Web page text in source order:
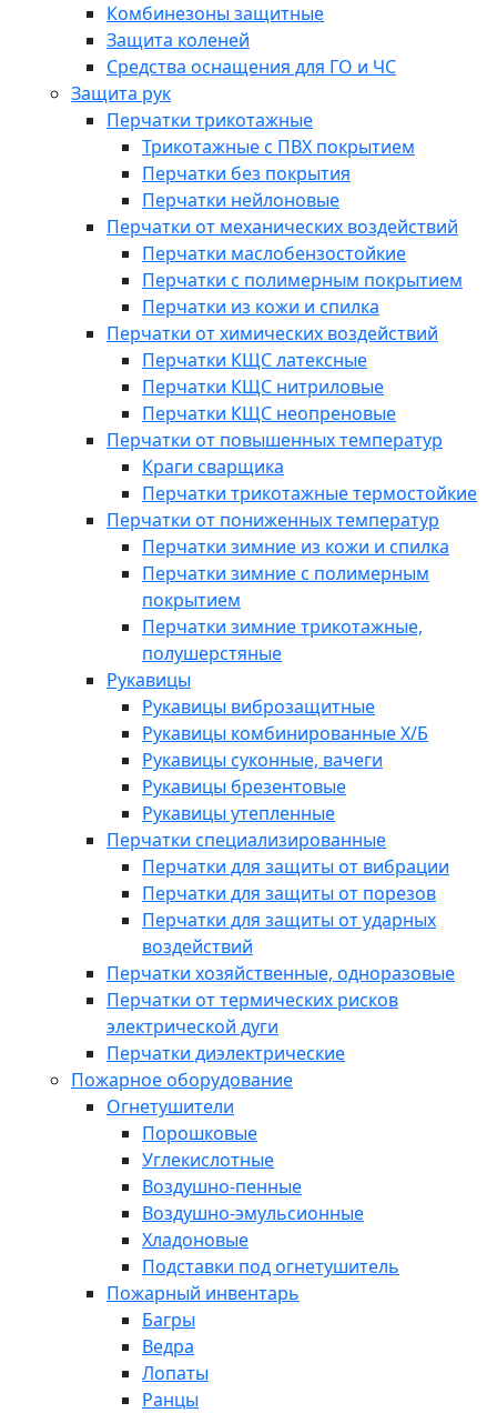
Комбинезоны защитные
Защита коленей
Средства оснащения для ГО и ЧС
Защита рук
Перчатки трикотажные
Трикотажные с ПВХ покрытием
Перчатки без покрытия
Перчатки нейлоновые
Перчатки от механических воздействий
Перчатки маслобензостойкие
Перчатки с полимерным покрытием
Перчатки из кожи и спилка
Перчатки от химических воздействий
Перчатки КЩС латексные
Перчатки КЩС нитриловые
Перчатки КЩС неопреновые
Перчатки от повышенных температур
Краги сварщика
Перчатки трикотажные термостойкие
Перчатки от пониженных температур
Перчатки зимние из кожи и спилка
Перчатки зимние с полимерным
покрытием
Перчатки зимние трикотажные,
полушерстяные
Рукавицы
Рукавицы виброзащитные
Рукавицы комбинированные Х/Б
Рукавицы суконные, вачеги
Рукавицы брезентовые
Рукавицы утепленные
Перчатки специализированные
Перчатки для защиты от вибрации
Перчатки для защиты от порезов
Перчатки для защиты от ударных
воздействий
Перчатки хозяйственные, одноразовые
Перчатки от термических рисков
электрической дуги
Перчатки диэлектрические
Пожарное оборудование
Огнетушители
Порошковые
Углекислотные
Воздушно-пенные
Воздушно-эмульсионные
Хладоновые
Подставки под огнетушитель
Пожарный инвентарь
Багры
Ведра
Лопаты
Ранцы